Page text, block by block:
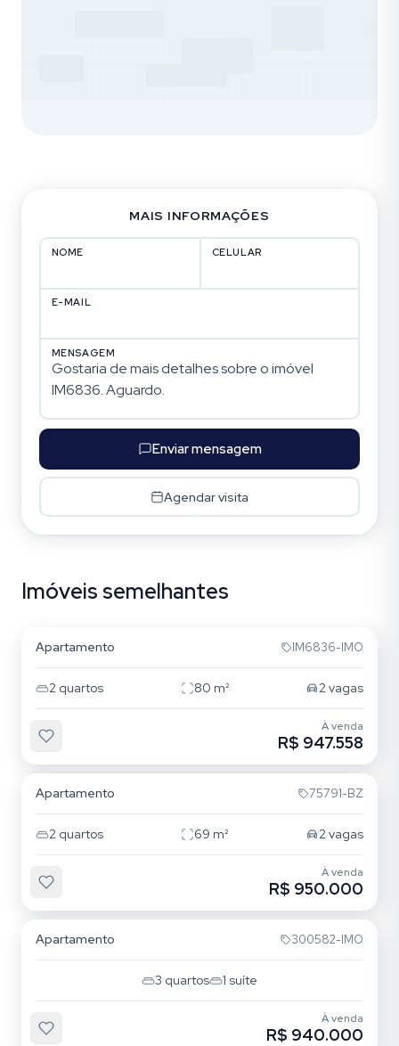
MAIS INFORMAÇÕES
NOME CELULAR
E-MAIL
MENSAGEM
Enviar mensagem
Agendar visita
Imóveis semelhantes
Passo da Areia
Apartamento IM6836-IMO
2 quartos 80 m² 2vagas
À venda
R$ 947.558
Apartamento 75791-BZ
2 quartos 69 m² 2vagas
À venda
R$ 950.000
Apartamento 300582-IMO
3 quartos 1 suíte
À venda
R$ 940.000